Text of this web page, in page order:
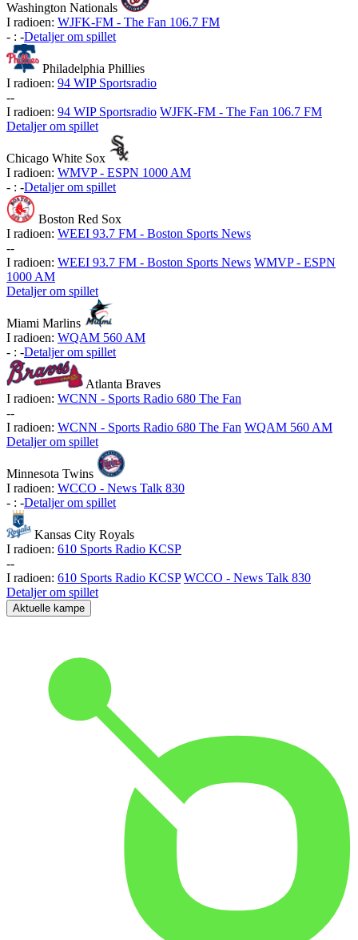
Washington Nationals
I radioen: WJFK-FM - The Fan 106.7 FM
- : -Detaljer om spillet
Philadelphia Phillies
I radioen: 94 WIP Sportsradio
--
I radioen: 94 WIP Sportsradio WJFK-FM - The Fan 106.7 FM
Detaljer om spillet
Chicago White Sox
I radioen: WMVP - ESPN 1000 AM
- : -Detaljer om spillet
Boston Red Sox
I radioen: WEEI 93.7 FM - Boston Sports News
--
I radioen: WEEI 93.7 FM - Boston Sports News WMVP - ESPN
1000 AM
Detaljer om spillet
Miami Marlins
I radioen: WQAM 560 AM
- : -Detaljer om spillet
Atlanta Braves
I radioen: WCNN - Sports Radio 680 The Fan
--
I radioen: WCNN - Sports Radio 680 The Fan WQAM 560 AM
Detaljer om spillet
Minnesota Twins
I radioen: WCCO - News Talk 830
- : -Detaljer om spillet
Kansas City Royals
I radioen: 610 Sports Radio KCSP
--
I radioen: 610 Sports Radio KCSP WCCO - News Talk 830
Detaljer om spillet
Aktuelle kampe